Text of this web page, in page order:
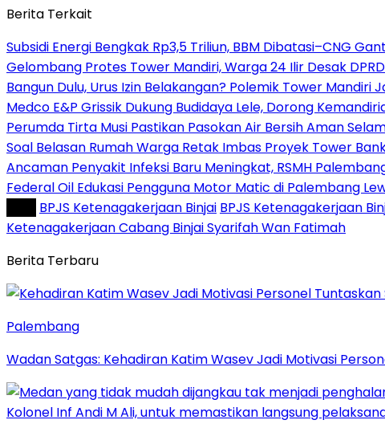
Berita Terkait
Subsidi Energi Bengkak Rp3,5 Triliun, BBM Dibatasi–CNG
Gelombang Protes Tower Mandiri, Warga 24 Ilir Desak
Bangun Dulu, Urus Izin Belakangan? Polemik Tower Mandiri
Medco E&P Grissik Dukung Budidaya Lele, Dorong
Perumda Tirta Musi Pastikan Pasokan Air Bersih Aman
Soal Belasan Rumah Warga Retak Imbas Proyek Tower
Ancaman Penyakit Infeksi Baru Meningkat, RSMH
Federal Oil Edukasi Pengguna Motor Matic di Palembang
BPJS Ketenagakerjaan Binjai BPJS Ketenagakerjaan
Ketenagakerjaan Cabang Binjai Syarifah Wan Fatimah
Berita Terbaru
Palembang
Wadan Satgas: Kehadiran Katim Wasev Jadi Motivasi